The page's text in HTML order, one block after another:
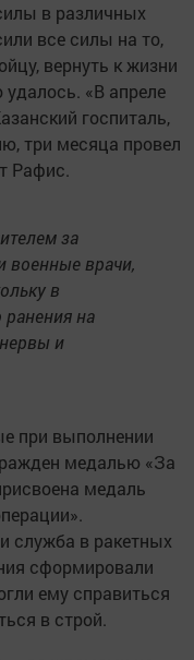
в различных
все силы на то,
вернуть к жизни
«В апреле
госпиталь,
три месяца провел
Рафис.
за
военные врачи,
в
ранения на
и
при выполнении
медалью «За
медаль
служба в ракетных
сформировали
ему справиться
в строй.